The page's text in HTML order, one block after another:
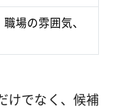
場の雰囲気、
けでなく、候補